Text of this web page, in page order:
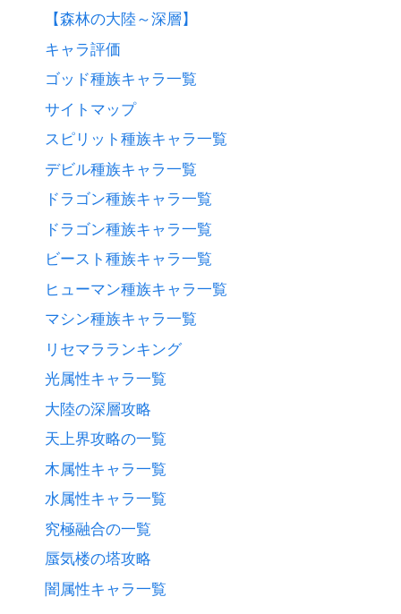
【森林の大陸～深層】
キャラ評価
ゴッド種族キャラ一覧
サイトマップ
スピリット種族キャラ一覧
デビル種族キャラ一覧
ドラゴン種族キャラ一覧
ドラゴン種族キャラ一覧
ビースト種族キャラ一覧
ヒューマン種族キャラ一覧
マシン種族キャラ一覧
リセマラランキング
光属性キャラ一覧
大陸の深層攻略
天上界攻略の一覧
木属性キャラ一覧
水属性キャラ一覧
究極融合の一覧
蜃気楼の塔攻略
闇属性キャラ一覧